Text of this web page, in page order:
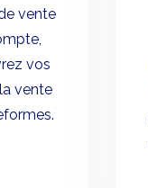
vente
vos
vente